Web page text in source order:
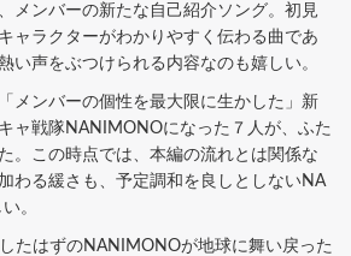
メンバーの新たな自己紹介ソング。初見
ャラクターがわかりやすく伝わる曲であ
い声をぶつけられる内容なのも嬉しい。
メンバーの個性を最大限に生かした」新
ャ戦隊NANIMONOになった７人が、ふた
。この時点では、本編の流れとは関係な
わる緩さも、予定調和を良しとしないNA
。
たはずのNANIMONOが地球に舞い戻った